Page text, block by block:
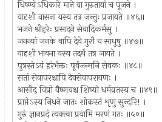
धिष्ण्येऽधिकारे माने वा गुरुतायां च पूजने ।
यादृशी वासना यस्य तत्र जन्तुः प्रजायते ॥४६॥
भजने श्रीहरेः प्रसादने सेवादिकर्मसु ।
जनन्यां जनके वापि देवे गुरौ च साधुषु ॥४७॥
यादृशी भावना यस्य तदर्थं तत्र जायते ।
पुत्रस्तेऽयं हरेर्भक्तः पूर्वजन्मनि सेवकः ॥४८॥
सतां सेवापरश्चापि देवसेवापरायणः ।
आसीद् विप्रो वैष्णवश्च शिष्यो धर्मव्रतस्य च ॥४९॥
प्राप्तेऽस्य निधने जातः शोकस्तं शृणु सुन्दरि! ।
गुरुं ज्ञानप्रदं त्यक्त्वा प्रयामि मरणं गतः ॥५०॥